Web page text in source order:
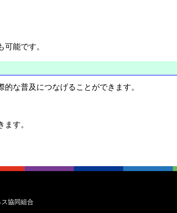
能です。
な普及につなげることができます。
す。
協同組合